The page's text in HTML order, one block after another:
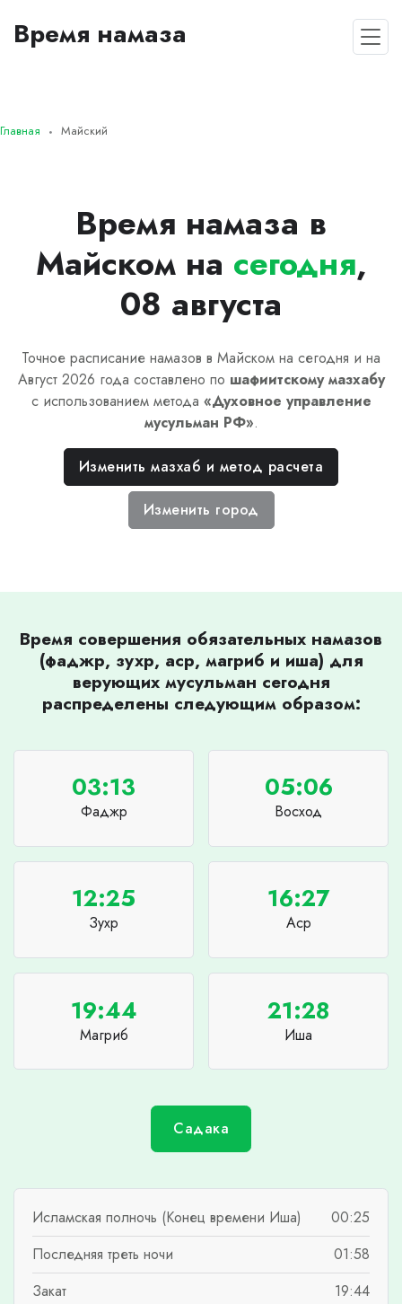
Время намаза
Главная Майский
Время намаза в
Майском на сегодня,
08 августа
Точное расписание намазов в Майском на сегодня и на
Август 2026 года составлено по шафиитскомумазхабу
с использованием метода «Духовное управление
мусульман РФ».
Изменить мазхаб и метод расчета
Изменить город
Время совершения обязательных намазов
(фаджр, зухр, аср, магриб и иша) для
верующих мусульман сегодня
распределены следующим образом:
03:13
Фаджр
05:06
Восход
12:25
Зухр
16:27
Аср
19:44
Магриб
21:28
Иша
Садака
Исламская полночь (Конец времени Иша)
00:25
Последняя треть ночи
01:58
Закат
19:44